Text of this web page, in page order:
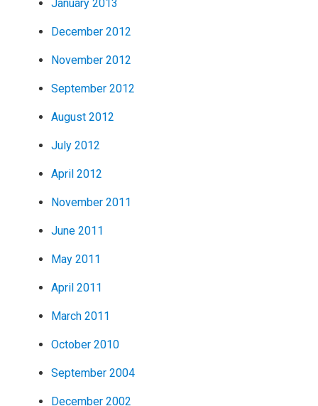
January 2013
December 2012
November 2012
September 2012
August 2012
July 2012
April 2012
November 2011
June 2011
May 2011
April 2011
March 2011
October 2010
September 2004
December 2002